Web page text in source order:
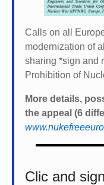
Calls on all
modernization of
sharing *sign and
Prohibition of
More details,
the appeal (6
Clic and